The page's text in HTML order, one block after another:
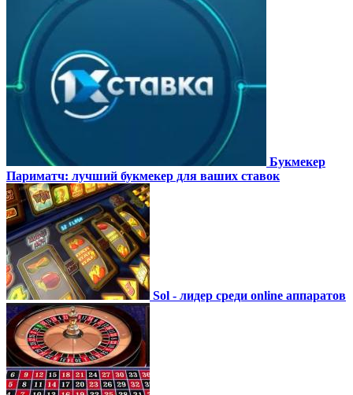
Букмекер
Париматч: лучший букмекер для ваших ставок
Sol - лидер среди online аппаратов